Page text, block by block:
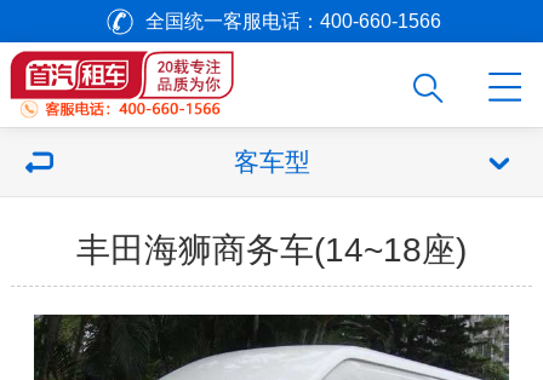
全国统一客服电话：400-660-1566
客车型
丰田海狮商务车(14~18座)